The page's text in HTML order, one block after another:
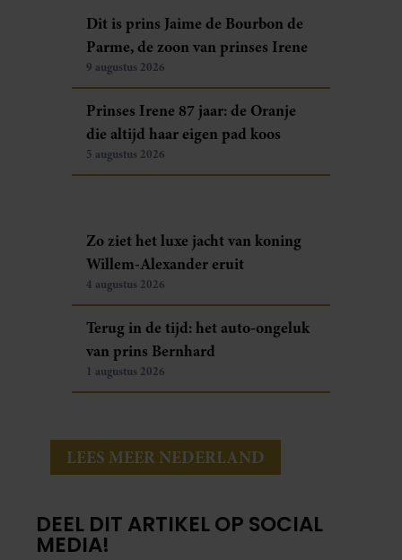
Dit is prins Jaime de Bourbon de
Parme, de zoon van prinses Irene
9 augustus 2026
Prinses Irene 87 jaar: de Oranje
die altijd haar eigen pad koos
5 augustus 2026
Zo ziet het luxe jacht van koning
Willem-Alexander eruit
4 augustus 2026
Terug in de tijd: het auto-ongeluk
van prins Bernhard
1 augustus 2026
LEES MEER NEDERLAND
DEEL DIT ARTIKEL OP SOCIAL
MEDIA!